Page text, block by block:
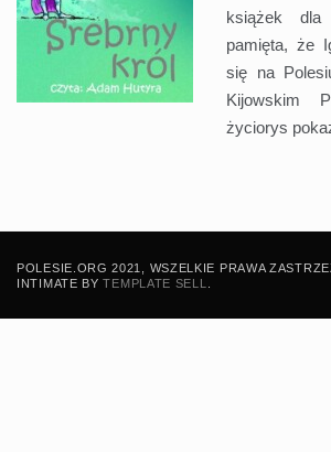
książek
pamięta, że
się na
Kijowskim
życiorys
POLESIE.ORG 2021, WSZELKIE PRAWA
INTIMATE BYTEMPLATE SELL